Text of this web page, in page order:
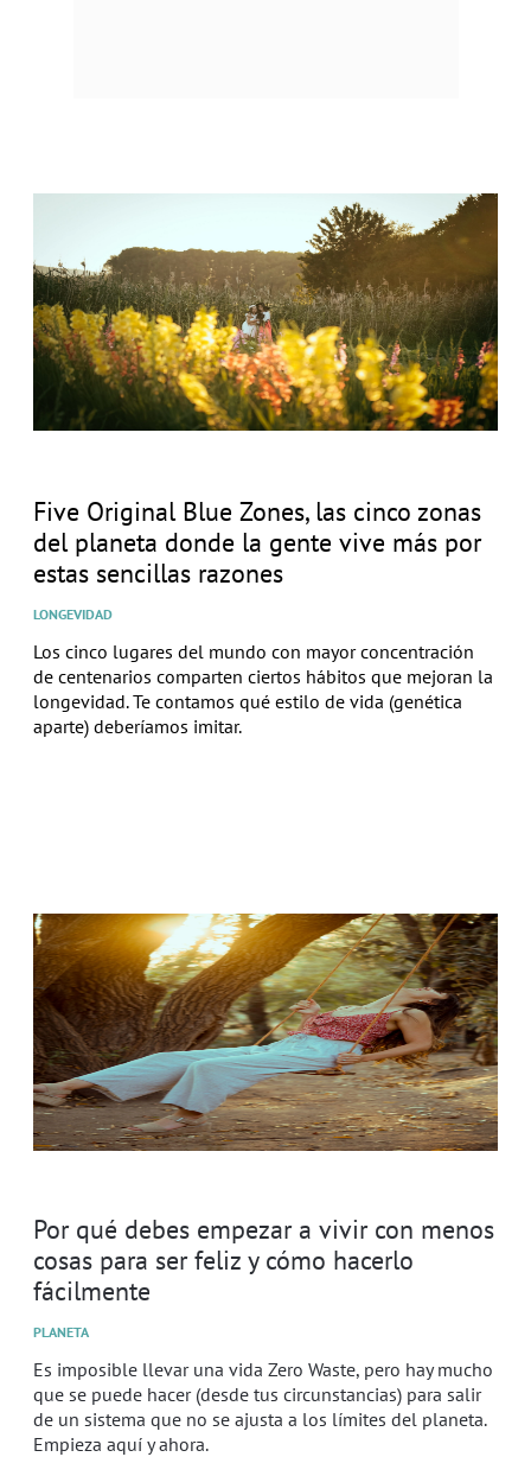
Five Original Blue Zones, las cinco zonas
del planeta donde la gente vive más por
estas sencillas razones
LONGEVIDAD
Los cinco lugares del mundo con mayor concentración
de centenarios comparten ciertos hábitos que mejoran la
longevidad. Te contamos qué estilo de vida (genética
aparte) deberíamos imitar.
Por qué debes empezar a vivir con menos
cosas para ser feliz y cómo hacerlo
fácilmente
PLANETA
Es imposible llevar una vida Zero Waste, pero hay mucho
que se puede hacer (desde tus circunstancias) para salir
de un sistema que no se ajusta a los límites del planeta.
Empieza aquí y ahora.